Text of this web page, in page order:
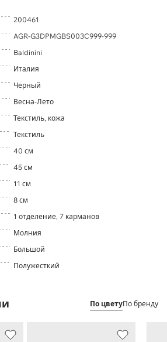
200461
AGR-G3DPMGBS003C999-999
Baldinini
Италия
Черный
Весна-Лето
Текстиль, кожа
Текстиль
40 см
45 см
11 см
8 см
1 отделение, 7 карманов
Молния
Большой
Полужесткий
По цветуПо бренду